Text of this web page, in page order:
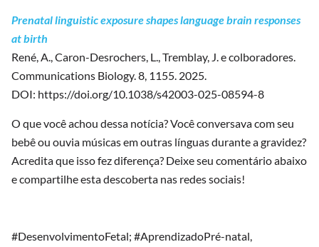
Prenatal linguistic exposure shapes language brain responses
at birth
René, A., Caron-Desrochers, L., Tremblay, J. e colboradores.
Communications Biology. 8, 1155. 2025.
DOI: https://doi.org/10.1038/s42003-025-08594-8
O que você achou dessa notícia? Você conversava com seu
bebê ou ouvia músicas em outras línguas durante a gravidez?
Acredita que isso fez diferença? Deixe seu comentário abaixo
e compartilhe esta descoberta nas redes sociais!
#DesenvolvimentoFetal; #AprendizadoPré-natal,